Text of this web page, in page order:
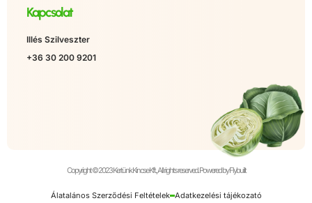
Kapcsolat
Illés Szilveszter
+36 30 200 9201
Copyright © 2023 Kertünk Kincse Kft., All rights reserved. Powered by Flybuilt
Álatalános Szerződési Feltételek Adatkezelési tájékozató